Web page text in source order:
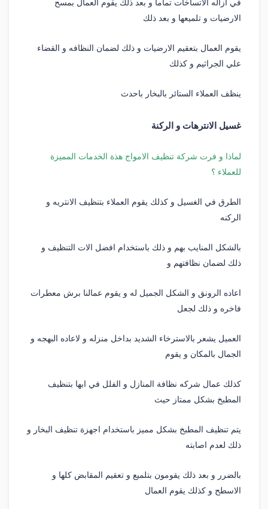
في ازاله الاتساخات تماما و بعد ذلك يقوم العمال بمسح
الارضيات و تلميعها و بعد ذلك
يقوم العمال بتعقيم الارضيات و ذلك لضمان النظافه و القضاء
علي الجراثيم و كذلك
ينظف العملاء الستائر بالبخار باحدث
غسيل الانترهات و الركنة
لماذا و فرت شركة تنظيف الامواج هذة الخدمات المميزة
للعملاء ؟
الطرق في الغسيل و كذلك يقوم العملاء بتنظيف الانتريه و
الركنه
بالشكل المنايب بهم و ذلك باستخدام افضل الات التنظيف و
ذلك لضمان نظافتهم و
اعاده الرونق و الشكل الجميل له و يقوم عمالنا برش معطرات
فاخره و ذلك لجعل
العميل يشعر بالاسترخاء الشديد بداخل منزله و لاعاده البهجه و
الجمال بالمكان و يقوم
كذلك عمال شركه نظافة المنازل و الفلل في ابها بتنظيف
المطبخ بشكل ممتاز حيث
يتم تنظيف المطبخ بشكل مميز باستخدام اجهزة تنظيف البخار و
ذلك لعدم اصابته
بالضرر و بعد ذلك يقومون بتلميع و تعقيم المقابض كلها و
الاسطح و كذلك يقوم العمال